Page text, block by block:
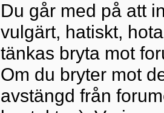
Du går med på att
vulgärt, hatiskt,
tänkas bryta mot
Om du bryter mot
avstängd från